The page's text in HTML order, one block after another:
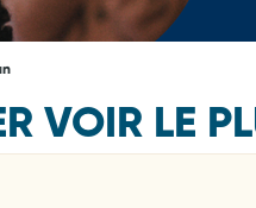
VOIR LE